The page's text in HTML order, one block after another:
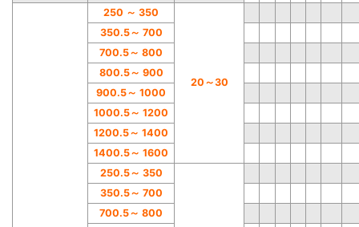
250 ～ 350
20 ～30
350.5～ 700
700.5～ 800
800.5～ 900
900.5～ 1000
1000.5～ 1200
1200.5～ 1400
1400.5～ 1600
250.5～ 350
350.5～ 700
700.5～ 800